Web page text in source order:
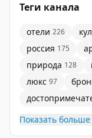
Теги канала
отели 226
россия 175
природа 128
люкс 97
Показать